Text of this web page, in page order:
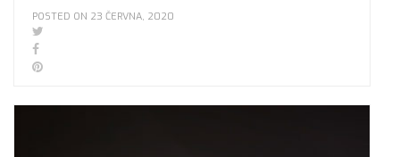
POSTED ON 23 ČERVNA, 2020